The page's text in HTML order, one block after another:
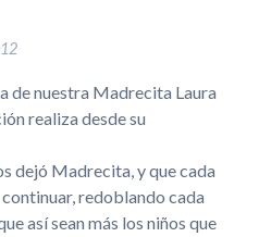
de nuestra Madrecita Laura
realiza desde su
dejó Madrecita, y que cada
redoblando cada
así sean más los niños que